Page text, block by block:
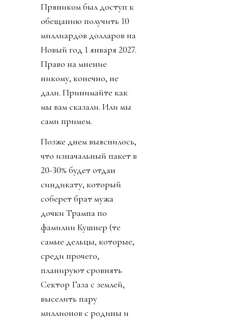
Пряником был доступ к
обещанию получить 10
миллиардов долларов на
Новый год 1 января 2027.
Право на мнение
никому, конечно, не
дали. Принимайте как
мы вам сказали. Или мы
сами примем.
Позже днем выяснилось,
что изначальный пакет в
20-30% будет отдан
синдикату, который
соберет брат мужа
дочки Трампа по
фамилии Кушнер (те
самые дельцы, которые,
среди прочего,
планируют сровнять
Сектор Газа с землей,
выселить пару
миллионов с родины и